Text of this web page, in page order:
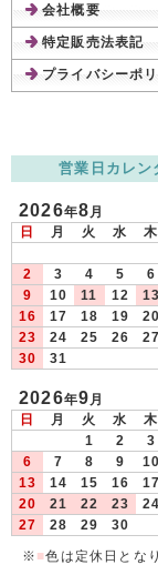
会社概要
特定販売法表記
プライバシーポ
営業日カレン
2026年8月
日
月 火 水 木
2
3 4 5 6
9
10 11 12 13
16
17 18 19 20
23
24 25 26 27
30
31
2026年9月
日
月 火 水 木
1
2 3
6
7 8 9 10
13
14 15 16 17
20
21 22 23 24
27
28 29
30
※ ■色は定休日とな